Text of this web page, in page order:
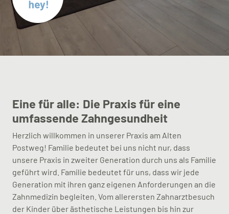
Eine für alle: Die Praxis für eine
umfassende Zahngesundheit
Herzlich willkommen in unserer Praxis am Alten
Postweg! Familie bedeutet bei uns nicht nur, dass
unsere Praxis in zweiter Generation durch uns als Familie
geführt wird. Familie bedeutet für uns, dass wir jede
Generation mit ihren ganz eigenen Anforderungen an die
Zahnmedizin begleiten. Vom allerersten Zahnarztbesuch
der Kinder über ästhetische Leistungen bis hin zur